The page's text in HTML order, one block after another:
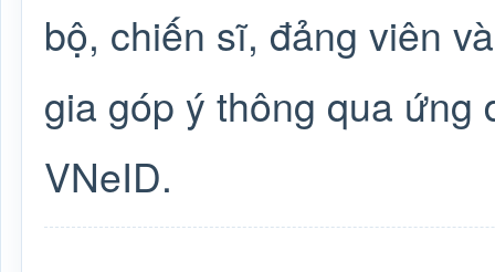
bộ, chiến sĩ, đảng viên
gia góp ý thông qua ứng
VNeID.